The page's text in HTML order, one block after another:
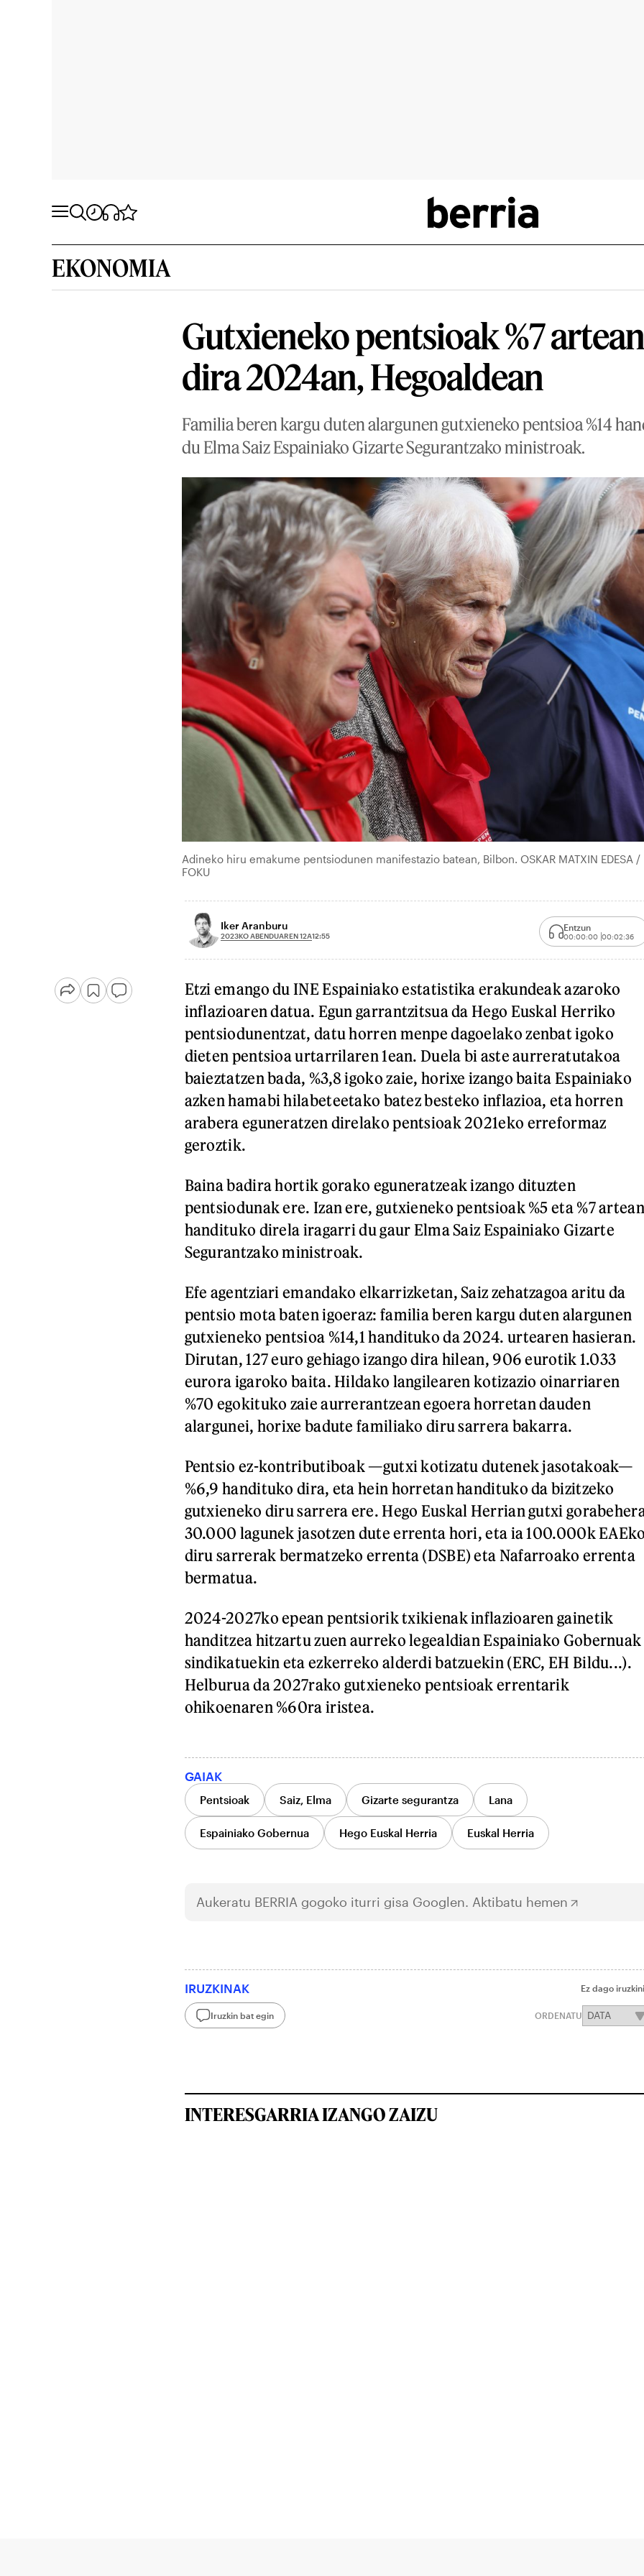
EKONOMIA
Gutxieneko pentsioak %7
dira 2024an, Hegoaldean
Familia beren kargu duten alargunen gutxieneko pentsioa %14
du Elma Saiz Espainiako Gizarte Segurantzako ministroak.
Adineko hiru emakume pentsiodunen manifestazio batean, Bilbon. OSKAR MATXIN EDESA /
FOKU
Iker Aranburu
2023KO ABENDUAREN 12A12:55
Entzun
00:00:00 00:02:36
Etzi emango du INE Espainiako estatistika erakundeak azaroko
inflazioaren datua. Egun garrantzitsua da Hego Euskal Herriko
pentsiodunentzat, datu horren menpe dagoelako zenbat igoko
dieten pentsioa urtarrilaren 1ean. Duela bi aste aurreratutakoa
baieztatzen bada, %3,8 igoko zaie, horixe izango baita Espainiako
azken hamabi hilabeteetako batez besteko inflazioa, eta horren
arabera eguneratzen direlako pentsioak 2021eko erreformaz
geroztik.
Baina badira hortik gorako eguneratzeak izango dituzten
pentsiodunak ere. Izan ere, gutxieneko pentsioak %5 eta %7 artean
handituko direla iragarri du gaur Elma Saiz Espainiako Gizarte
Segurantzako ministroak.
Efe agentziari emandako elkarrizketan, Saiz zehatzagoa aritu da
pentsio mota baten igoeraz: familia beren kargu duten alargunen
gutxieneko pentsioa %14,1 handituko da 2024. urtearen hasieran.
Dirutan, 127 euro gehiago izango dira hilean, 906 eurotik 1.033
eurora igaroko baita. Hildako langilearen kotizazio oinarriaren
%70 egokituko zaie aurrerantzean egoera horretan dauden
alargunei, horixe badute familiako diru sarrera bakarra.
Pentsio ez-kontributiboak —gutxi kotizatu dutenek jasotakoak—
%6,9 handituko dira, eta hein horretan handituko da bizitzeko
gutxieneko diru sarrera ere. Hego Euskal Herrian gutxi
30.000 lagunek jasotzen dute errenta hori, eta ia 100.000k
diru sarrerak bermatzeko errenta (DSBE) eta Nafarroako errenta
bermatua.
2024-2027ko epean pentsiorik txikienak inflazioaren gainetik
handitzea hitzartu zuen aurreko legealdian Espainiako Gobernuak
sindikatuekin eta ezkerreko alderdi batzuekin (ERC, EH Bildu...).
Helburua da 2027rako gutxieneko pentsioak errentarik
ohikoenaren %60ra iristea.
GAIAK
Pentsioak Saiz, Elma Gizarte segurantza Lana
Espainiako Gobernua Hego Euskal Herria Euskal Herria
Aukeratu BERRIA gogoko iturri gisa Googlen. Aktibatu hemen
IRUZKINAK Ez dago
Iruzkin bat egin ORDENATU
INTERESGARRIA IZANGO ZAIZU